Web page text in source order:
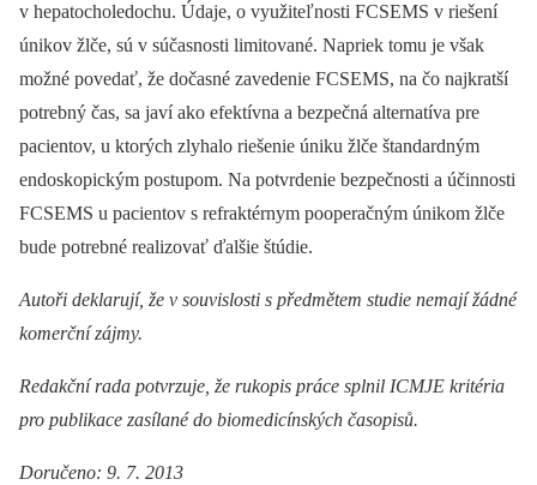
v hepatocholedochu. Údaje, o využiteľnosti FCSEMS v riešení
únikov žlče, sú v súčasnosti limitované. Napriek tomu je však
možné povedať, že dočasné zavedenie FCSEMS, na čo najkratší
potrebný čas, sa javí ako efektívna a bezpečná alternatíva pre
pacientov, u ktorých zlyhalo riešenie úniku žlče štandardným
endoskopickým postupom. Na potvrdenie bezpečnosti a účinnosti
FCSEMS u pacientov s refraktérnym pooperačným únikom žlče
bude potrebné realizovať ďalšie štúdie.
Autoři deklarují, že v souvislosti s předmětem studie nemají žádné
komerční zájmy.
Redakční rada potvrzuje, že rukopis práce splnil ICMJE kritéria
pro publikace zasílané do biomedicínských časopisů.
Doručeno: 9. 7. 2013